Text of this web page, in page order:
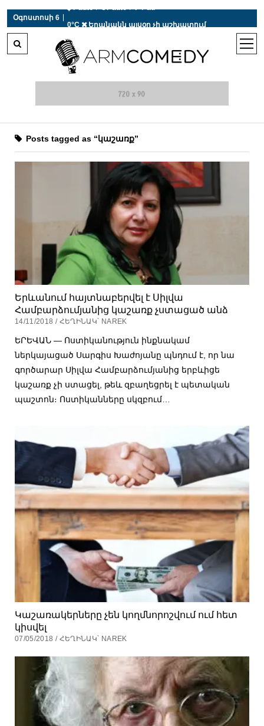
Օգոստոսի 6
open
Posts tagged as “կաշառք”
Երևանում հայտնաբերվել է Սիլվա
Համբարձումյանից կաշառք չստացած անձ
14/11/2018 / ՀԵՂԻՆԱԿ՝ NAREK
ԵՐԵՎԱՆ — Ոստիկանություն ինքնակամ
ներկայացած Սարգիս Խաժոյանը պնդում է, որ նա
գործարար Սիլվա Համբարձումյանից երբևիցե
կաշառք չի ստացել, թեև զբաղեցրել է պետական
պաշտոն։ Ոստիկանները սկզբում…
Կաշառակերները չեն կողմնորոշվում ում հետ
կիսվել
07/05/2018 / ՀԵՂԻՆԱԿ՝ NAREK